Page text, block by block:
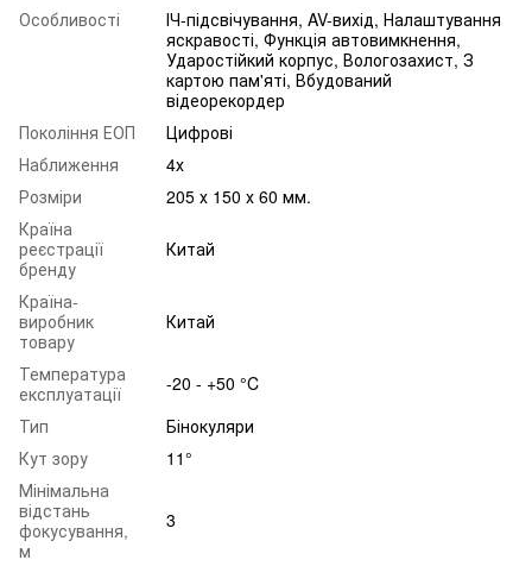
Особливості
ІЧ-підсвічування, AV-вихід, Налаштування
яскравості, Функція автовимкнення,
Ударостійкий корпус, Вологозахист, З
картою пам'яті, Вбудований
відеорекордер
Покоління ЕОП
Цифрові
Наближення
4х
Розміри
205 х 150 х 60 мм.
Країна
реєстрації
бренду
Китай
Країна-
виробник
товару
Китай
Температура
експлуатації
-20 - +50 °C
Тип
Бінокуляри
Кут зору
11°
Мінімальна
відстань
фокусування,
м
3